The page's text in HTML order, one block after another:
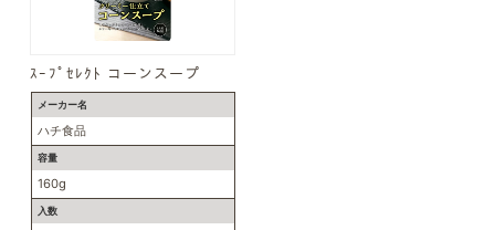
ｽｰﾌﾟｾﾚｸﾄ コーンスープ
メーカー名
ハチ食品
容量
160g
入数